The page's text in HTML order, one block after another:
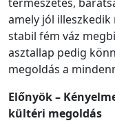
amely jól
stabil fém váz
asztallap pedig
megoldás a
Előnyök –
kültéri megoldás